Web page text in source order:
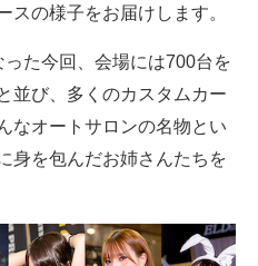
スの様子をお届けします。
た今回、会場には700台を
並び、多くのカスタムカー
なオートサロンの名物とい
身を包んだお姉さんたちを